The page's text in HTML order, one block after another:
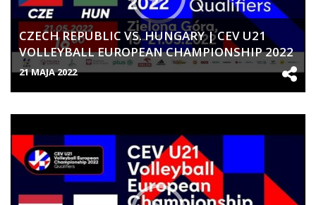
CZECH REPUBLIC VS. HUNGARY | CEV U21
VOLLEYBALL EUROPEAN CHAMPIONSHIP 2022
QUALIFIERS | WOMEN
21 MAJA 2022